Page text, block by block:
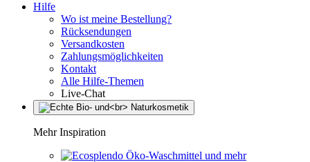
Hilfe
Wo ist meine Bestellung?
Rücksendungen
Versandkosten
Zahlungsmöglichkeiten
Kontakt
Alle Hilfe-Themen
Live-Chat
Mehr Inspiration
Öko-Waschmittel und mehr